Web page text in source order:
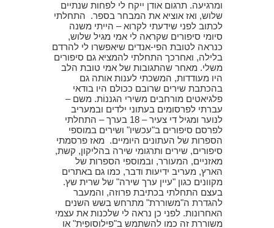
ומרגיעה. תרגום אודן ייקח לי לפחות שנתיים
שלוש, ואז אוציא את המבחר בספר. התחלתי
לכתוב לפני שידעתי לקרוא – הייתי משנה
סיומי סיפורים שקראה לי אמי מגיל שלוש,
כנראה לטובת הפי-אנדים שיאפשרו לי להרדם
בלילה, ואחרכך התחלתי להמציא גם סיפורים
משלי. מאחר שהתגובות של אמי טובת הלב
היו מעודדות, המשכתי לענות אותה גם
בהכתבת שירים שרובם ככולם היו בודאי
פלגיאטים מורחבים משירי הגננוֹת. משם –
עברתי לפרסומים בעתוני ילדים ובמעריב
לנוער ומגיל די צעיר – 18 בערך – התחלתי
לפרסם סיפורים ב"עכשיו" ושירים במוספי
הספרות של העתונים היומיים. מאז פרסמתי
סיפורים, שירים ותרגומי שירה בהליקון, קשת,
מאזניים, המעורר, ובמוספי הספרות של
הארץ, מעריב ידיעות ודבר, כמו גם באתרים
מקוונים כגון "עיין ערך שירה" של שרית שץ.
בעצם התחלתי בכתיבת פרוזה, והמעבר
להגדרת ה"משוררת" מתרחש בשש השנים
האחרונות. לפני כן נראה לי שלכנות את עצמי
משוררת זה כמו להשתמש ב"פילוסופִית" או